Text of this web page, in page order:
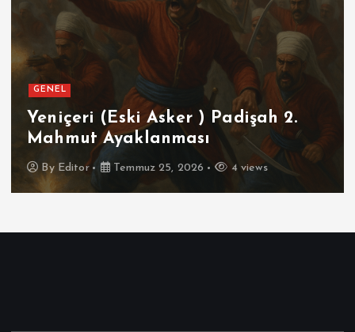
GENEL
Yeniçeri (Eski Asker ) Padişah 2.
Mahmut Ayaklanması
By Editor Temmuz 25, 2026 4 views